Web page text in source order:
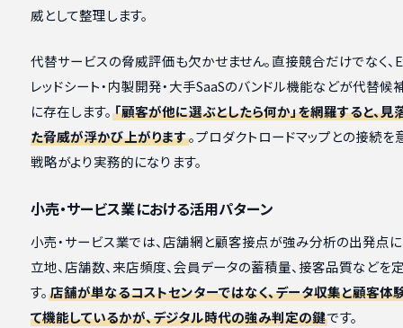
威として整理します。
代替サービスの脅威評価も欠かせません。直接競合だけでなく、
レッドシート・内製開発・大手SaaSのバンドル機能などが代替候
に存在します。 「顧客が他に選ぶとしたら何か」を網羅すると、見
た脅威が浮かび上がります。プロダクトロードマップとの接続を
戦略がより実務的になります。
小売・サービス業における活用パターン
小売・サービス業では、店舗網と顧客接点が強み分析の出発点に
立地、店舗数、来店頻度、会員データの蓄積量、接客品質などを
す。 店舗が単なるコストセンターではなく、データ収集と顧客体
て機能しているかが、デジタル時代の強み判定の鍵です。